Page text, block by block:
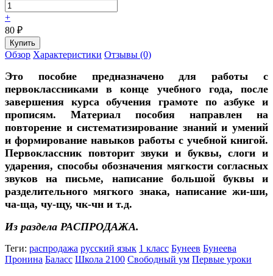
+
80 ₽
Обзор Характеристики Отзывы (0)
Это пособие предназначено для работы с
первоклассниками в конце учебного года, после
завершения курса обучения грамоте по азбуке и
прописям. Материал пособия направлен на
повторение и систематизирование знаний и умений
и формирование навыков работы с учебной книгой.
Первоклассник повторит звуки и буквы, слоги и
ударения, способы обозначения мягкости согласных
звуков на письме, написание большой буквы и
разделительного мягкого знака, написание жи-ши,
ча-ща, чу-щу, чк-чн и т.д.
Из раздела РАСПРОДАЖА.
Теги: распродажа русский язык 1 класс Бунеев Бунеева
Пронина Баласс Школа 2100 Свободный ум Первые уроки